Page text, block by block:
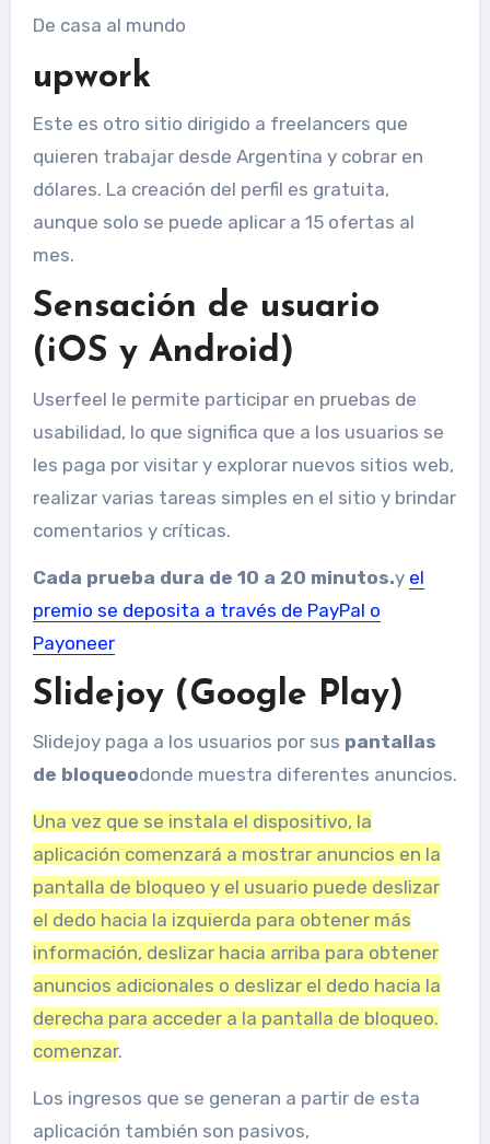
De casa al mundo
upwork
Este es otro sitio dirigido a freelancers que
quieren trabajar desde Argentina y cobrar en
dólares. La creación del perfil es gratuita,
aunque solo se puede aplicar a 15 ofertas al
mes.
Sensación de usuario
(iOS y Android)
Userfeel le permite participar en pruebas de
usabilidad, lo que significa que a los usuarios se
les paga por visitar y explorar nuevos sitios web,
realizar varias tareas simples en el sitio y brindar
comentarios y críticas.
Cada prueba dura de 10 a 20 minutos.y el
premio se deposita a través de PayPal o
Payoneer
Slidejoy (Google Play)
Slidejoy paga a los usuarios por sus pantallas
de bloqueodonde muestra diferentes anuncios.
Una vez que se instala el dispositivo, la
aplicación comenzará a mostrar anuncios en la
pantalla de bloqueo y el usuario puede deslizar
el dedo hacia la izquierda para obtener más
información, deslizar hacia arriba para obtener
anuncios adicionales o deslizar el dedo hacia la
derecha para acceder a la pantalla de bloqueo.
comenzar.
Los ingresos que se generan a partir de esta
aplicación también son pasivos,